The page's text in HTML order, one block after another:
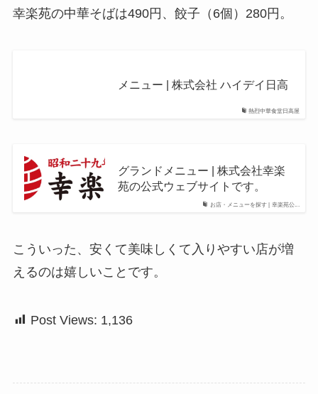
幸楽苑の中華そばは490円、餃子（6個）280円。
熱烈中華食堂日高屋
メニュー | 株式会社 ハイデイ日高
お店・メニューを探す | 幸楽苑公...
グランドメニュー | 株式会社幸楽
苑の公式ウェブサイトです。
こういった、安くて美味しくて入りやすい店が増
えるのは嬉しいことです。
Post Views: 1,136